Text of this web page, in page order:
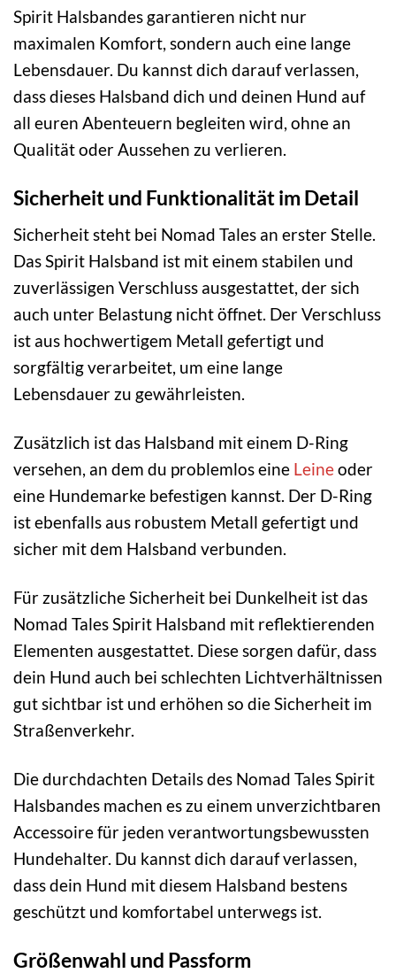
Spirit Halsbandes garantieren nicht nur
maximalen Komfort, sondern auch eine lange
Lebensdauer. Du kannst dich darauf verlassen,
dass dieses Halsband dich und deinen Hund auf
all euren Abenteuern begleiten wird, ohne an
Qualität oder Aussehen zu verlieren.
Sicherheit und Funktionalität im Detail
Sicherheit steht bei Nomad Tales an erster Stelle.
Das Spirit Halsband ist mit einem stabilen und
zuverlässigen Verschluss ausgestattet, der sich
auch unter Belastung nicht öffnet. Der Verschluss
ist aus hochwertigem Metall gefertigt und
sorgfältig verarbeitet, um eine lange
Lebensdauer zu gewährleisten.
Zusätzlich ist das Halsband mit einem D-Ring
versehen, an dem du problemlos eine Leineoder
eine Hundemarke befestigen kannst. Der D-Ring
ist ebenfalls aus robustem Metall gefertigt und
sicher mit dem Halsband verbunden.
Für zusätzliche Sicherheit bei Dunkelheit ist das
Nomad Tales Spirit Halsband mit reflektierenden
Elementen ausgestattet. Diese sorgen dafür, dass
dein Hund auch bei schlechten Lichtverhältnissen
gut sichtbar ist und erhöhen so die Sicherheit im
Straßenverkehr.
Die durchdachten Details des Nomad Tales Spirit
Halsbandes machen es zu einem unverzichtbaren
Accessoire für jeden verantwortungsbewussten
Hundehalter. Du kannst dich darauf verlassen,
dass dein Hund mit diesem Halsband bestens
geschützt und komfortabel unterwegs ist.
Größenwahl und Passform